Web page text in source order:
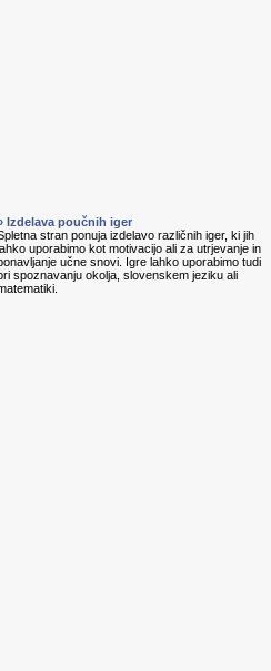
Izdelava poučnih iger
stran ponuja izdelavo različnih iger, ki jih
uporabimo kot motivacijo ali za utrjevanje in
učne snovi. Igre lahko uporabimo tudi
spoznavanju okolja, slovenskem jeziku ali